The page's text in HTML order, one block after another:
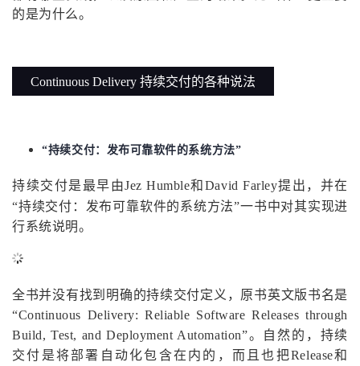
播
活
的
注
程
认
的
验
我
收
支
声
议
的是为什么。
Continuous Delivery 持续交付的各种说法
“持续交付：发布可靠软件的系统方法”
持续交付是最早由Jez Humble和David Farley提出，并在
“持续交付：发布可靠软件的系统方法”一书中对其实现进
行系统说明。
全书并没有找到明确的持续交付定义，原书英文版书名是
“Continuous Delivery: Reliable Software Releases through
Build, Test, and Deployment Automation”。自然的，持续
交付是将部署自动化包含在内的，而且也把Release和